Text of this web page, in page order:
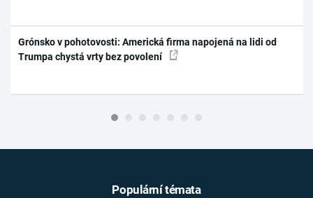
Grónsko v pohotovosti: Americká firma napojená na lidi od
Trumpa chystá vrty bez povolení
Populární témata